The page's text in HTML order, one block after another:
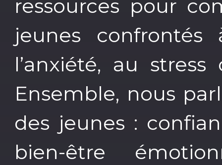
ressources pour
jeunes
l’anxiété, au
Ensemble, nous
des jeunes :
bien-être